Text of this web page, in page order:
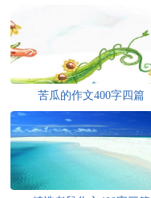
苦瓜的作文400字四篇